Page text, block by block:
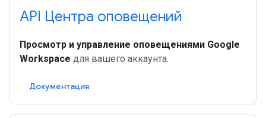
API Центра оповещений
Просмотр и управление оповещениями Google
Workspace для вашего аккаунта.
Документация